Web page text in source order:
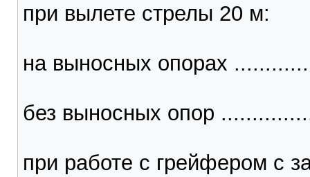
при вылете стрелы 20 м:
на выносных опорах
без выносных опор
при работе с грейфером с